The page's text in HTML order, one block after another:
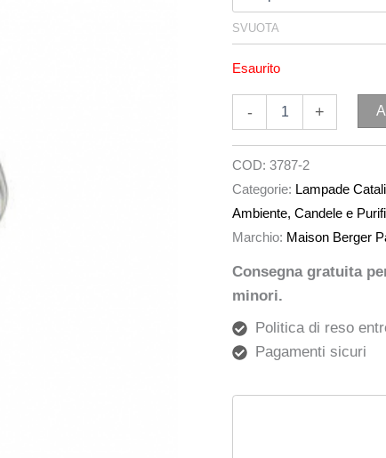
SVUOTA
Esaurito
- +
COD:3787-2
Categorie: Lampade
Ambiente, Candele e
Marchio: Maison Berger
Consegna gratuita
minori.
Politica di reso
Pagamenti sicuri